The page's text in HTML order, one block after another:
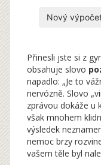
Nový
Přinesli jste si z
obsahuje slovo
napadlo: „Je to
nervózně. Slovo
zprávou dokáže u
však mnohem
výsledek
nemoc brzy
vašem těle byl